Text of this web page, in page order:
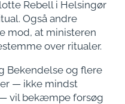
Rebell i Helsingør
Også andre
mod, at ministeren
over ritualer.
Bekendelse og flere
— ikke mindst
vil bekæmpe forsøg